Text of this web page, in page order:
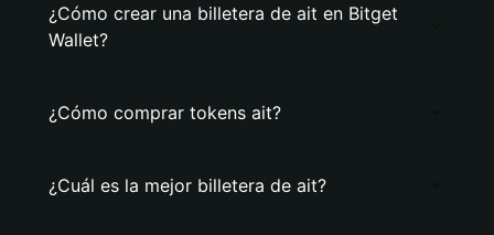
¿Cómo crear una billetera de ait en Bitget
Wallet?
¿Cómo comprar tokens ait?
¿Cuál es la mejor billetera de ait?